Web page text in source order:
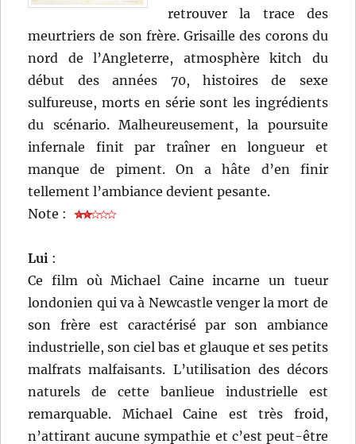
retrouver la trace des
meurtriers de son frère. Grisaille des corons du
nord de l’Angleterre, atmosphère kitch du
début des années 70, histoires de sexe
sulfureuse, morts en série sont les ingrédients
du scénario. Malheureusement, la poursuite
infernale finit par traîner en longueur et
manque de piment. On a hâte d’en finir
tellement l’ambiance devient pesante.
Note :
Lui :
Ce film où Michael Caine incarne un tueur
londonien qui va à Newcastle venger la mort de
son frère est caractérisé par son ambiance
industrielle, son ciel bas et glauque et ses petits
malfrats malfaisants. L’utilisation des décors
naturels de cette banlieue industrielle est
remarquable. Michael Caine est très froid,
n’attirant aucune sympathie et c’est peut-être